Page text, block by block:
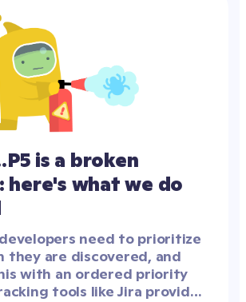
is a broken
here's what we do
need to prioritize
they are discovered, and
with an ordered priority
tools like Jira provide